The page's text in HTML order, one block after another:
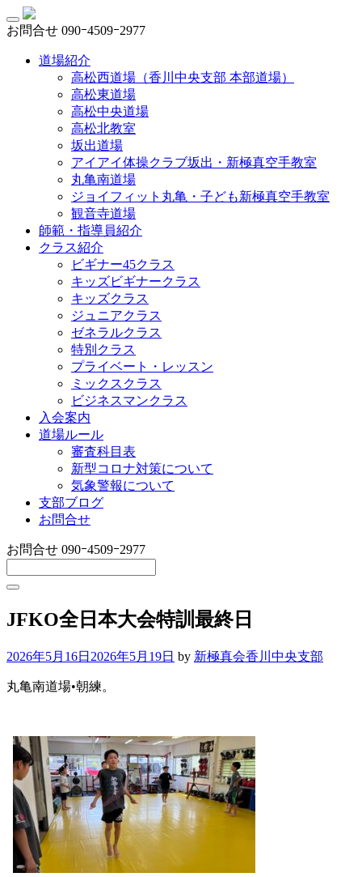
お問合せ 090ｰ4509ｰ2977
道場紹介
高松西道場（香川中央支部 本部道場）
高松東道場
高松中央道場
高松北教室
坂出道場
アイアイ体操クラブ坂出・新極真空手教室
丸亀南道場
ジョイフィット丸亀・子ども新極真空手教室
観音寺道場
師範・指導員紹介
クラス紹介
ビギナー45クラス
キッズビギナークラス
キッズクラス
ジュニアクラス
ゼネラルクラス
特別クラス
プライベート・レッスン
ミックスクラス
ビジネスマンクラス
入会案内
道場ルール
審査科目表
新型コロナ対策について
気象警報について
支部ブログ
お問合せ
お問合せ 090ｰ4509ｰ2977
JFKO全日本大会特訓最終日
2026年5月16日 2026年5月19日 by 新極真会香川中央支部
丸亀南道場•朝練。